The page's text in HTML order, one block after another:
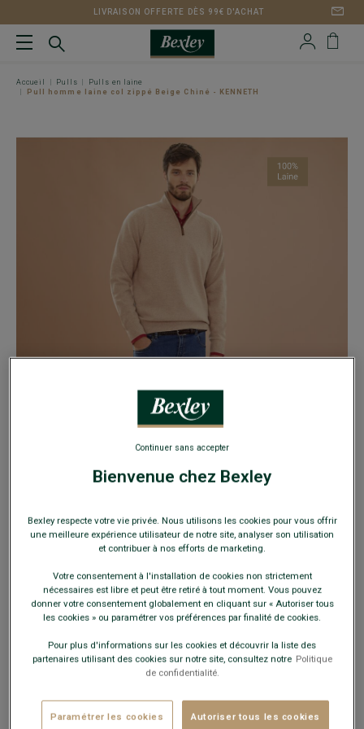
LIVRAISON OFFERTE DÈS 99€ D'ACHAT
Accueil Pulls
Pulls en laine
Pull homme laine col zippé Beige Chiné - KENNETH
Pull homme laine col zippé Beige Chiné -
Double fil - Coupe standard
59€Le 2e pull laine au choix
Payez en plusieurs fois dès 199€ d'achat
COULEURS DISPONIBLES
Bienvenue chez Bexley
Bexley respecte votre vie privée. Nous utilisons les cookies pour vous offrir
une meilleure expérience utilisateur de notre site, analyser son utilisation
et contribuer à nos efforts de marketing.
Votre consentement à l'installation de cookies non strictement
nécessaires est libre et peut être retiré à tout moment. Vous pouvez
donner votre consentement globalement en cliquant sur « Autoriser tous
les cookies » ou paramétrer vos préférences par finalité de cookies.
Pour plus d'informations sur les cookies et découvrir la liste des
partenaires utilisant des cookies sur notre site, consultez notre Politique
de confidentialité.
Paramétrer les cookies Autoriser tous les cookies
Continuer sans accepter